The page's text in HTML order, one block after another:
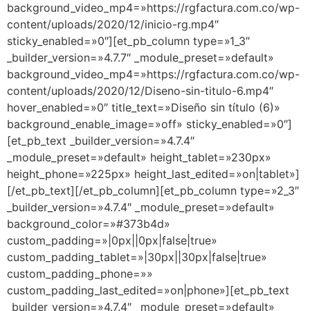
background_video_mp4=»https://rgfactura.com.co/wp-
content/uploads/2020/12/inicio-rg.mp4″
sticky_enabled=»0″][et_pb_column type=»1_3″
_builder_version=»4.7.7″ _module_preset=»default»
background_video_mp4=»https://rgfactura.com.co/wp-
content/uploads/2020/12/Diseno-sin-titulo-6.mp4″
hover_enabled=»0″ title_text=»Diseño sin título (6)»
background_enable_image=»off» sticky_enabled=»0″]
[et_pb_text _builder_version=»4.7.4″
_module_preset=»default» height_tablet=»230px»
height_phone=»225px» height_last_edited=»on|tablet»]
[/et_pb_text][/et_pb_column][et_pb_column type=»2_3″
_builder_version=»4.7.4″ _module_preset=»default»
background_color=»#373b4d»
custom_padding=»|0px||0px|false|true»
custom_padding_tablet=»|30px||30px|false|true»
custom_padding_phone=»»
custom_padding_last_edited=»on|phone»][et_pb_text
_builder_version=»4.7.4″ _module_preset=»default»